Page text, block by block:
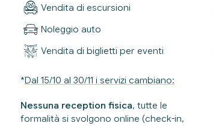
Vendita di escursioni
Noleggio auto
Vendita di biglietti per eventi
*Dal 15/10 al 30/11 i servizi cambiano:
Nessuna reception fisica, tutte le
formalità si svolgono online (check-in,